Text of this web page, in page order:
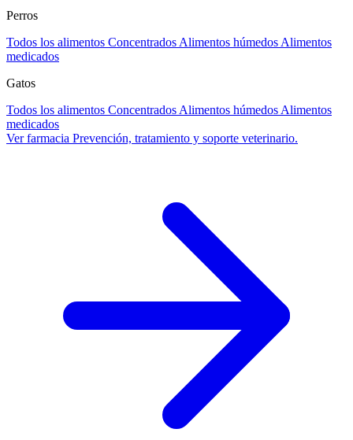
Perros
Todos los alimentos Concentrados Alimentos húmedos Alimentos
medicados
Gatos
Todos los alimentos Concentrados Alimentos húmedos Alimentos
medicados
Ver farmacia Prevención, tratamiento y soporte veterinario.